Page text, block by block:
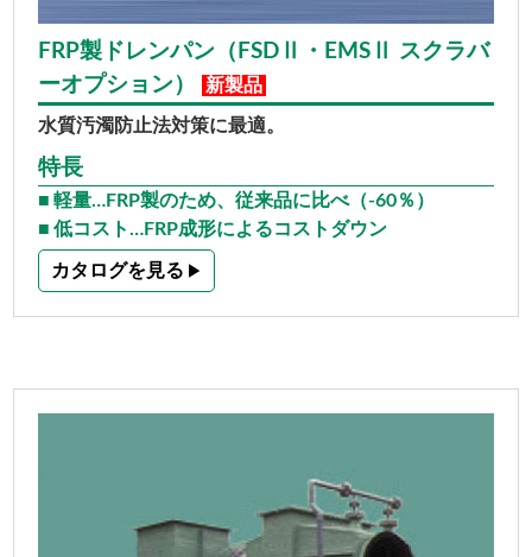
FRP製ドレンパン（FSDⅡ・EMSⅡ スクラバ
ーオプション）
新製品
水質汚濁防止法対策に最適。
特長
軽量…FRP製のため、従来品に比べ（-60％）
低コスト…FRP成形によるコストダウン
カタログを見る